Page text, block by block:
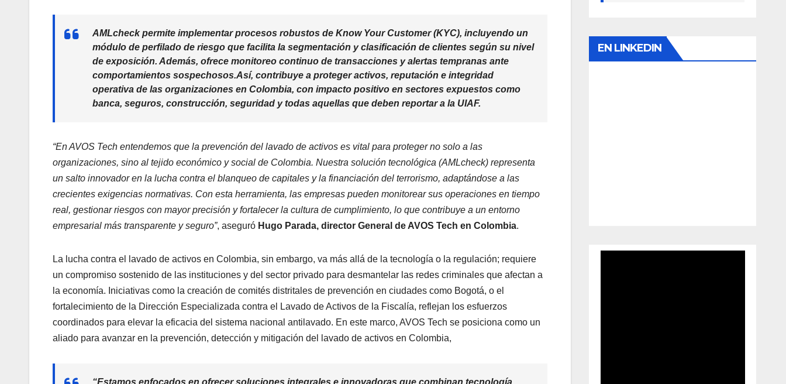
AMLcheckpermite implementar procesos robustos de Know Your Customer(KYC), incluyendo un
módulo de perfilado de riesgo que facilita la segmentación y clasificación de clientes según su nivel
de exposición. Además, ofrece monitoreo continuo de transacciones y alertas tempranas ante
comportamientos sospechosos.Así, contribuye a proteger activos, reputación e integridad
operativa de las organizaciones en Colombia, con impacto positivo en sectores expuestos como
banca, seguros, construcción, seguridad y todas aquellas que deben reportar a la UIAF.
“En AVOS Tech entendemos que la prevención del lavado de activos es vital para proteger no solo a las
organizaciones, sino al tejido económico y social de Colombia. Nuestra solución tecnológica (AMLcheck) representa
un salto innovador en la lucha contra el blanqueo de capitales y la financiación del terrorismo, adaptándose a las
crecientes exigencias normativas. Con esta herramienta, las empresas pueden monitorear sus operaciones en tiempo
real, gestionar riesgos con mayor precisión y fortalecer la cultura de cumplimiento, lo que contribuye a un entorno
empresarial más transparente y seguro”, aseguró Hugo Parada, director General de AVOS Tech en Colombia.
La lucha contra el lavado de activos en Colombia, sin embargo, va más allá de la tecnología o la regulación; requiere
un compromiso sostenido de las instituciones y del sector privado para desmantelar las redes criminales que afectan a
la economía. Iniciativas como la creación de comités distritales de prevención en ciudades como Bogotá, o el
fortalecimiento de la Dirección Especializada contra el Lavado de Activos de la Fiscalía, reflejan los esfuerzos
coordinados para elevar la eficacia del sistema nacional antilavado. En este marco, AVOS Tech se posiciona como un
aliado para avanzar en la prevención, detección y mitigación del lavado de activos en Colombia,
“Estamos enfocados en ofrecer soluciones integrales e innovadoras que combinan tecnología
EN LINKEDIN